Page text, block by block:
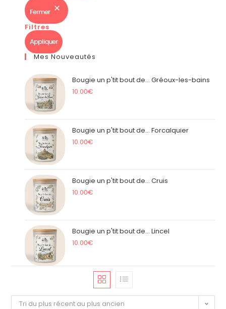
Fermer
Filtres
Appliquer
Mes Nouveautés
Bougie un p'tit bout de... Gréoux-les-bains
10.00€
Bougie un p'tit bout de... Forcalquier
10.00€
Bougie un p'tit bout de... Cruis
10.00€
Bougie un p'tit bout de... Lincel
10.00€
Tri du plus récent au plus ancien